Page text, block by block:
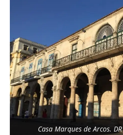
Casa Marques de Arcos.